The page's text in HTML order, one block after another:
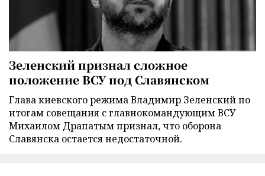
Зеленский признал сложное
положение ВСУ под Славянском
Глава киевского режима Владимир Зеленский по
итогам совещания с главнокомандующим ВСУ
Михаилом Драпатым признал, что оборона
Славянска остается недостаточной.